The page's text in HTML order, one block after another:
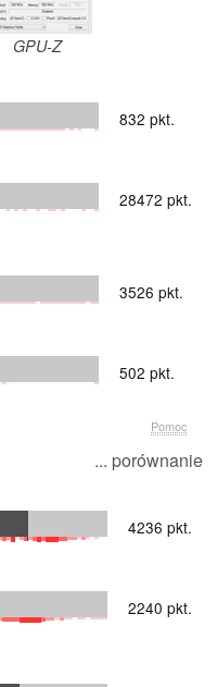
GPU-Z
832 pkt.
28472 pkt.
3526 pkt.
502 pkt.
Pomoc
... porównanie
4236 pkt.
2240 pkt.